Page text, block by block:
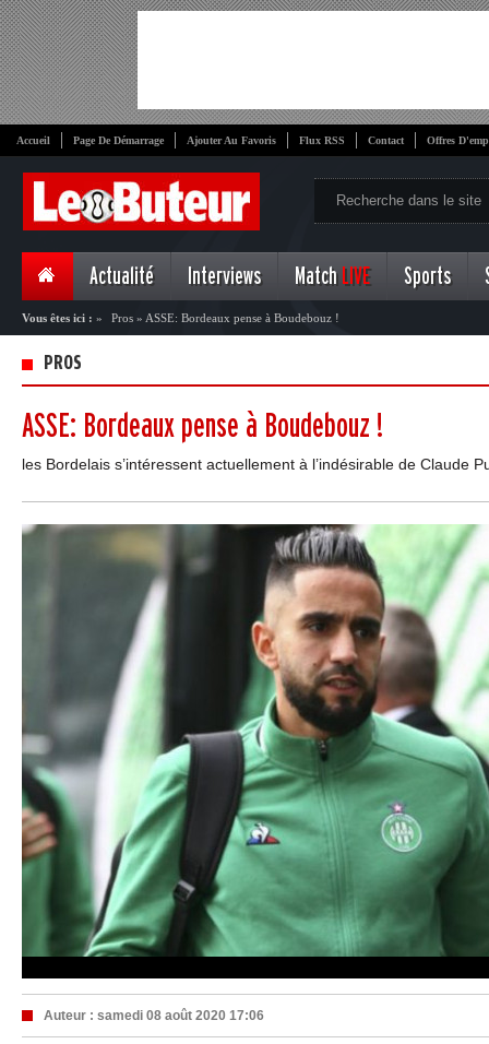
Accueil Page De Démarrage Ajouter Au Favoris Flux RSS Contact Offres
Actualité Interviews Match LIVE Sports
Vous êtes ici : » Pros » ASSE: Bordeaux pense à Boudebouz !
PROS
ASSE: Bordeaux pense à Boudebouz !
les Bordelais s’intéressent actuellement à l’indésirable de Claude
Auteur : samedi 08 août 2020 17:06